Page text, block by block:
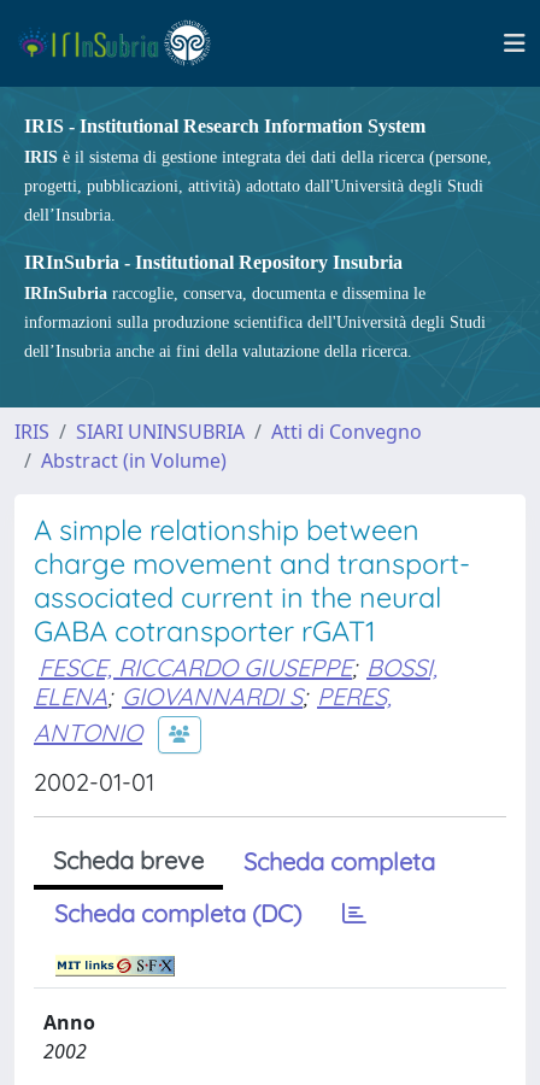
IRIS - Institutional Research Information System
IRIS è il sistema di gestione integrata dei dati della ricerca (persone,
progetti, pubblicazioni, attività) adottato dall'Università degli Studi
dell’Insubria.
IRInSubria - Institutional Repository Insubria
IRInSubria raccoglie, conserva, documenta e dissemina le
informazioni sulla produzione scientifica dell'Università degli Studi
dell’Insubria anche ai fini della valutazione della ricerca.
IRIS SIARI UNINSUBRIA
Atti di Convegno
Abstract (in Volume)
A simple relationship between
charge movement and transport-
associated current in the neural
GABA cotransporter rGAT1
FESCE, RICCARDO GIUSEPPE; BOSSI,
ELENA; GIOVANNARDI S; PERES,
ANTONIO
2002-01-01
Scheda breve
Scheda completa
Scheda completa (DC)
Anno
2002